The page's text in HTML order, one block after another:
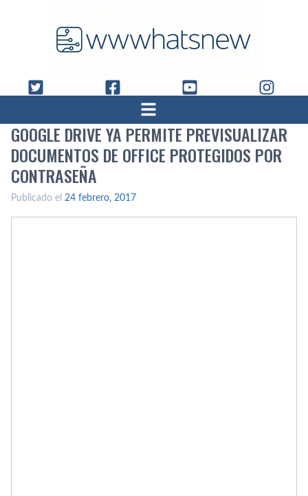
GOOGLE DRIVE YA PERMITE PREVISUALIZAR
DOCUMENTOS DE OFFICE PROTEGIDOS POR
CONTRASEÑA
Publicado el 24 febrero, 2017